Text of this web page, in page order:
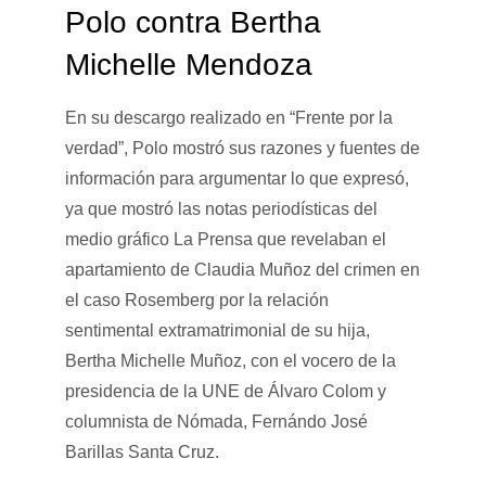
Polo contra Bertha
Michelle Mendoza
En su descargo realizado en “Frente por la
verdad”, Polo mostró sus razones y fuentes de
información para argumentar lo que expresó,
ya que mostró las notas periodísticas del
medio gráfico La Prensa que revelaban el
apartamiento de Claudia Muñoz del crimen en
el caso Rosemberg por la relación
sentimental extramatrimonial de su hija,
Bertha Michelle Muñoz, con el vocero de la
presidencia de la UNE de Álvaro Colom y
columnista de Nómada, Fernándo José
Barillas Santa Cruz.